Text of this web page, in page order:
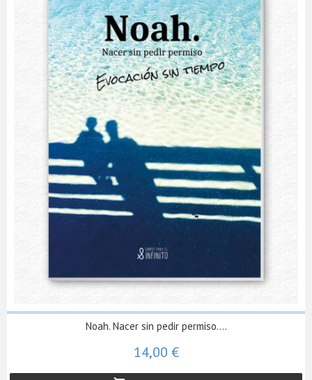
Noah. Nacer sin pedir permiso....
14,00 €